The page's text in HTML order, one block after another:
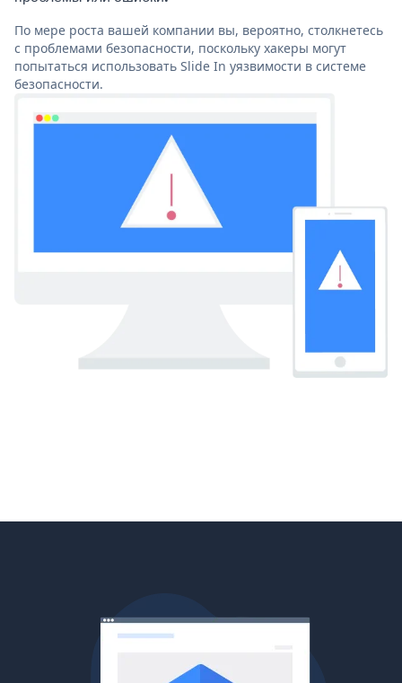
По мере роста вашей компании вы, вероятно, столкнетесь
с проблемами безопасности, поскольку хакеры могут
попытаться использовать Slide In уязвимости в системе
безопасности.